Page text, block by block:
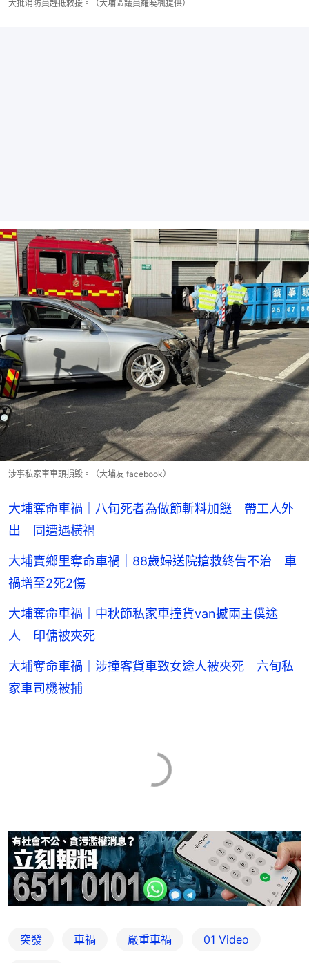
大批消防員趕抵救援。（大埔區議員羅曉楓提供）
涉事私家車車頭損毀。（大埔友 facebook）
大埔奪命車禍｜八旬死者為做節斬料加餸 帶工人外
出 同遭遇橫禍
大埔寶鄉里奪命車禍｜88歲婦送院搶救終告不治 車
禍增至2死2傷
大埔奪命車禍｜中秋節私家車撞貨van撼兩主僕途
人 印傭被夾死
大埔奪命車禍｜涉撞客貨車致女途人被夾死 六旬私
家車司機被捕
突發 車禍 嚴重車禍 01 Video